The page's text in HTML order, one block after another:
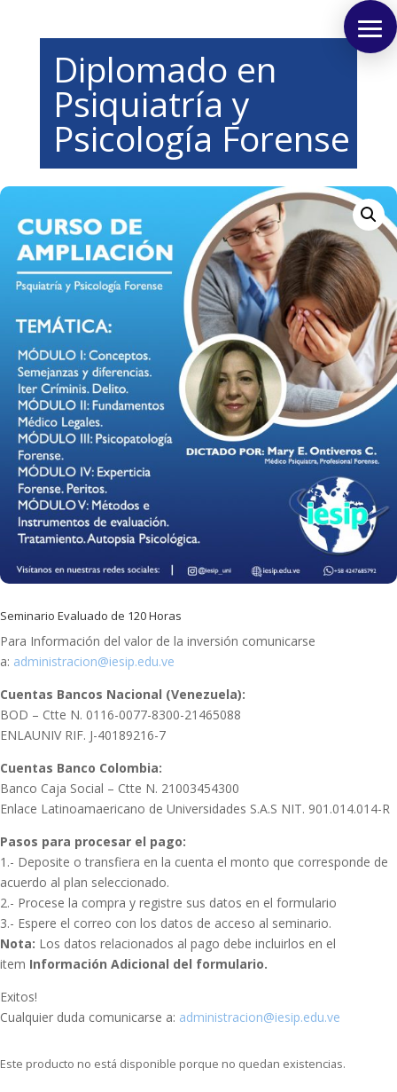
Diplomado en
Psiquiatría y
Psicología Forense
Seminario Evaluado de 120 Horas
Para Información del valor de la inversión comunicarse
a: administracion@iesip.edu.ve
Cuentas Bancos Nacional (Venezuela):
BOD – Ctte N. 0116-0077-8300-21465088
ENLAUNIV RIF. J-40189216-7
Cuentas Banco Colombia:
Banco Caja Social – Ctte N. 21003454300
Enlace Latinoamaericano de Universidades S.A.S NIT. 901.014.014-R
Pasos para procesar el pago:
1.- Deposite o transfiera en la cuenta el monto que corresponde de
acuerdo al plan seleccionado.
2.- Procese la compra y registre sus datos en el formulario
3.- Espere el correo con los datos de acceso al seminario.
Nota: Los datos relacionados al pago debe incluirlos en el
item Información Adicional del formulario.
Exitos!
Cualquier duda comunicarse a: administracion@iesip.edu.ve
Este producto no está disponible porque no quedan existencias.